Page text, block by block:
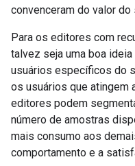
convenceram do valor do
Para os editores com
talvez seja uma boa
usuários específicos do
os usuários que atingem
editores podem
número de amostras
mais consumo aos
comportamento e a